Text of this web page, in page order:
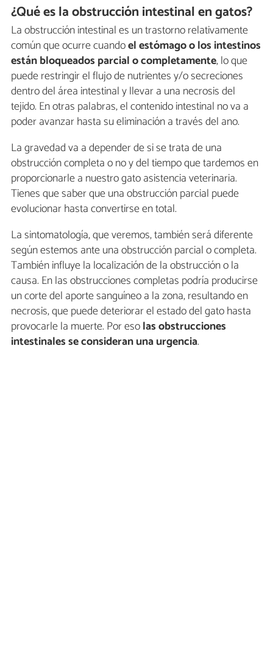
¿Qué es la obstrucción intestinal en gatos?
La obstrucción intestinal es un trastorno relativamente
común que ocurre cuandoel estómago o los intestinos
están bloqueados parcial o completamente, lo que
puede restringir el flujo de nutrientes y/o secreciones
dentro del área intestinal y llevar a una necrosis del
tejido. En otras palabras, el contenido intestinal no va a
poder avanzar hasta su eliminación a través del ano.
La gravedad va a depender de si se trata de una
obstrucción completa o no y del tiempo que tardemos en
proporcionarle a nuestro gato asistencia veterinaria.
Tienes que saber que una obstrucción parcial puede
evolucionar hasta convertirse en total.
La sintomatología, que veremos, también será diferente
según estemos ante una obstrucción parcial o completa.
También influye la localización de la obstrucción o la
causa. En las obstrucciones completas podría producirse
un corte del aporte sanguíneo a la zona, resultando en
necrosis, que puede deteriorar el estado del gato hasta
provocarle la muerte. Por esolas obstrucciones
intestinales se consideran una urgencia.